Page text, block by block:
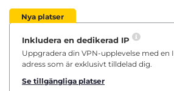
Nya platser
Inkludera en dedikerad IP
Uppgradera din VPN-upplevelse med en
adress som är exklusivt tilldelad dig.
Se tillgängliga platser